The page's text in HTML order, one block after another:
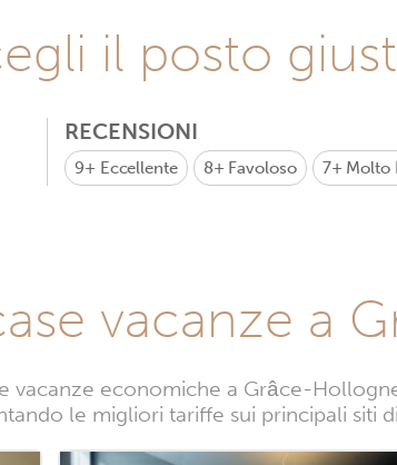
il posto
RECENSIONI
9+ Eccellente 8+ Favoloso 7+ Molto
vacanze a
vacanze economiche a Grâce-
le migliori tariffe sui principali siti